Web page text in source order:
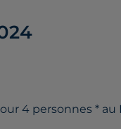
4 personnes *